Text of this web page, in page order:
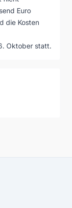
Euro
die Kosten
Oktober statt.